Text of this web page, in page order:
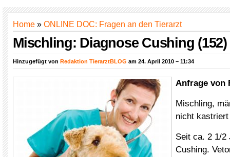
Home » ONLINE DOC: Fragen an den Tierarzt
Mischling: Diagnose Cushing (152)
Hinzugefügt von Redaktion TierarztBLOG am 24. April 2010 – 11:34
Anfrage von
Mischling,
nicht kastriert
Seit ca. 2 1/2
Cushing.